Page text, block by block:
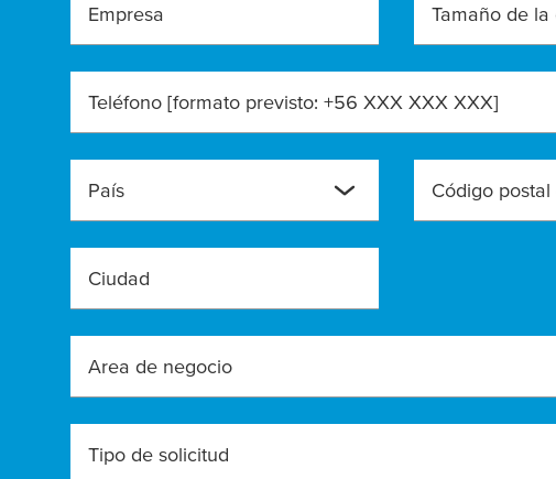
Empresa Tamaño de la
Teléfono [formato previsto: +56 XXX XXX XXX]
País
Ciudad
Area de negocio
Tipo de solicitud